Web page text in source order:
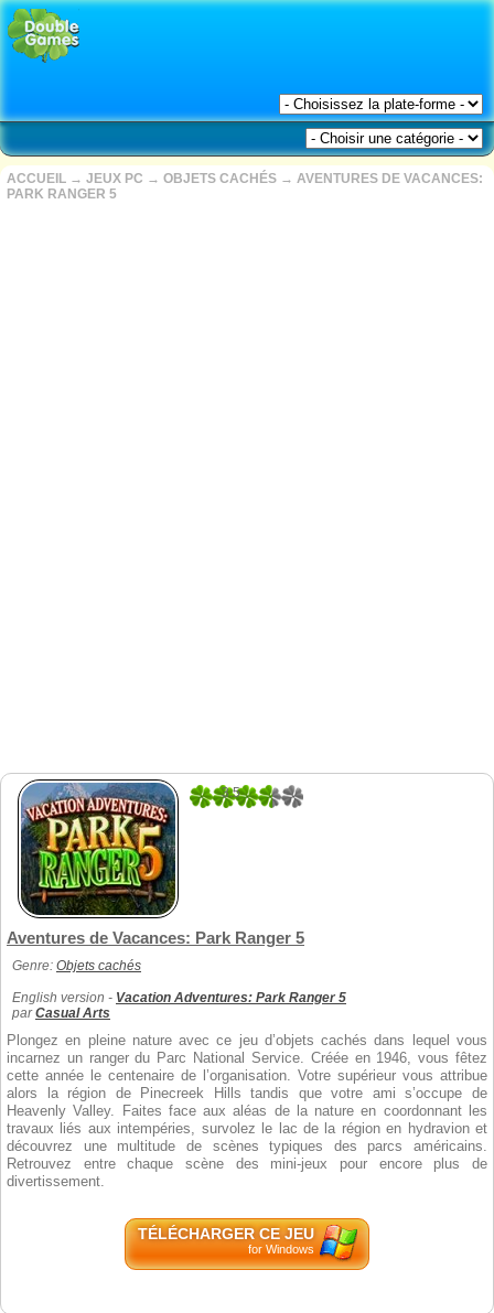
ACCUEIL → JEUX PC → OBJETS CACHÉS → AVENTURES DE VACANCES:
PARK RANGER 5
3.5
Aventures de Vacances: Park Ranger 5
Genre: Objets cachés
English version - Vacation Adventures: Park Ranger 5
parCasual Arts
Plongez en pleine nature avec ce jeu d’objets cachés dans lequel vous
incarnez un ranger du Parc National Service. Créée en 1946, vous fêtez
cette année le centenaire de l’organisation. Votre supérieur vous attribue
alors la région de Pinecreek Hills tandis que votre ami s’occupe de
Heavenly Valley. Faites face aux aléas de la nature en coordonnant les
travaux liés aux intempéries, survolez le lac de la région en hydravion et
découvrez une multitude de scènes typiques des parcs américains.
Retrouvez entre chaque scène des mini-jeux pour encore plus de
divertissement.
TÉLÉCHARGER CE JEU
for Windows